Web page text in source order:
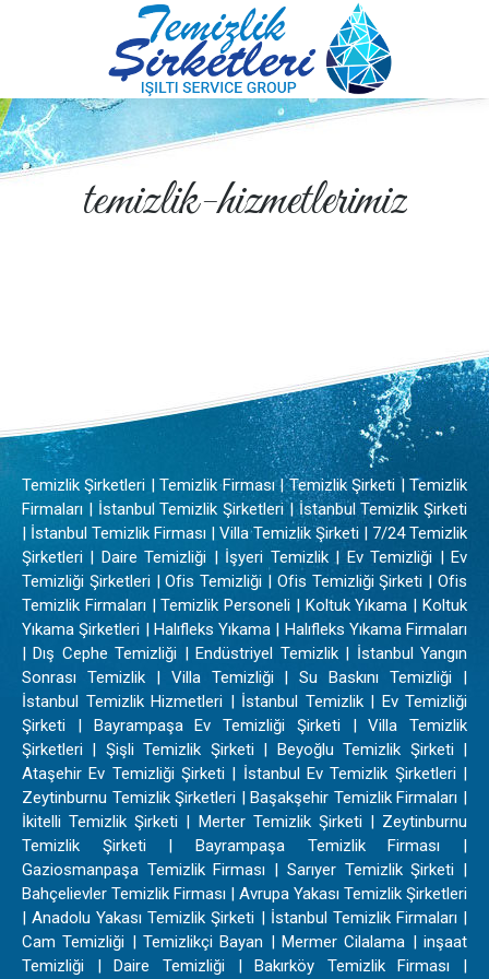
temizlik-hizmetlerimiz
Temizlik Şirketleri | Temizlik Firması | Temizlik Şirketi | Temizlik
Firmaları | İstanbul Temizlik Şirketleri | İstanbul Temizlik Şirketi
| İstanbul Temizlik Firması | Villa Temizlik Şirketi | 7/24 Temizlik
Şirketleri | Daire Temizliği | İşyeri Temizlik | Ev Temizliği | Ev
Temizliği Şirketleri | Ofis Temizliği | Ofis Temizliği Şirketi | Ofis
Temizlik Firmaları | Temizlik Personeli | Koltuk Yıkama | Koltuk
Yıkama Şirketleri | Halıfleks Yıkama | Halıfleks Yıkama Firmaları
| Dış Cephe Temizliği | Endüstriyel Temizlik | İstanbul Yangın
Sonrası Temizlik | Villa Temizliği | Su Baskını Temizliği |
İstanbul Temizlik Hizmetleri | İstanbul Temizlik | Ev Temizliği
Şirketi | Bayrampaşa Ev Temizliği Şirketi | Villa Temizlik
Şirketleri | Şişli Temizlik Şirketi | Beyoğlu Temizlik Şirketi |
Ataşehir Ev Temizliği Şirketi | İstanbul Ev Temizlik Şirketleri |
Zeytinburnu Temizlik Şirketleri | Başakşehir Temizlik Firmaları |
İkitelli Temizlik Şirketi | Merter Temizlik Şirketi | Zeytinburnu
Temizlik Şirketi | Bayrampaşa Temizlik Firması |
Gaziosmanpaşa Temizlik Firması | Sarıyer Temizlik Şirketi |
Bahçelievler Temizlik Firması | Avrupa Yakası Temizlik Şirketleri
| Anadolu Yakası Temizlik Şirketi | İstanbul Temizlik Firmaları |
Cam Temizliği | Temizlikçi Bayan | Mermer Cilalama | inşaat
Temizliği | Daire Temizliği | Bakırköy Temizlik Firması |